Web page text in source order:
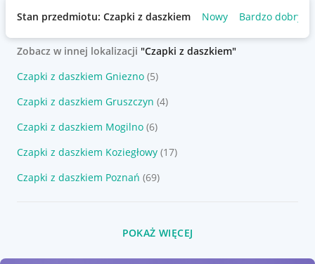
Stan przedmiotu: Czapki z daszkiem Nowy Bardzo dobry
Zobacz w innej lokalizacji "Czapki z daszkiem"
Czapki z daszkiem Gniezno (5)
Czapki z daszkiem Gruszczyn (4)
Czapki z daszkiem Mogilno (6)
Czapki z daszkiem Koziegłowy (17)
Czapki z daszkiem Poznań (69)
POKAŻ WIĘCEJ